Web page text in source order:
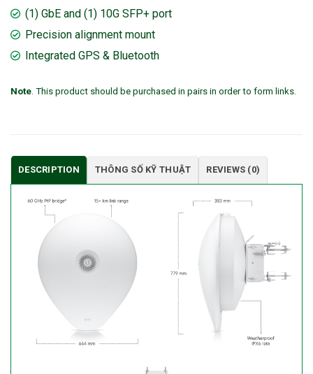
(1) GbE and (1) 10G SFP+ port
Precision alignment mount
Integrated GPS & Bluetooth
Note . This product should be purchased in pairs in order to form links.
DESCRIPTION THÔNG SỐ KỸ THUẬT REVIEWS (0)